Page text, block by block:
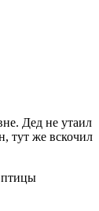
Дед не утаил
тут же вскочил
птицы